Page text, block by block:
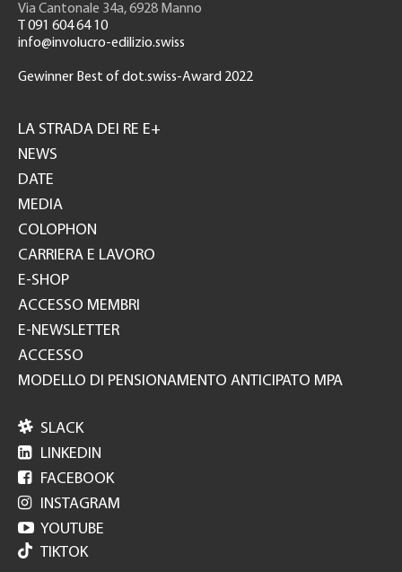
Via Cantonale 34a, 6928 Manno
T 091 604 64 10
info@involucro-edilizio.swiss
Gewinner Best of dot.swiss-Award 2022
GH
LA STRADA DEI RE E+
NEWS
DATE
MEDIA
COLOPHON
CARRIERA E LAVORO
E-SHOP
ACCESSO MEMBRI
E-NEWSLETTER
ACCESSO
MODELLO DI PENSIONAMENTO ANTICIPATO MPA
 SLACK
 LINKEDIN
 FACEBOOK
 INSTAGRAM
 YOUTUBE
TIKTOK